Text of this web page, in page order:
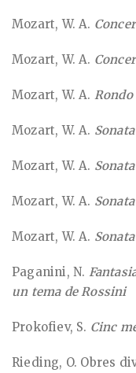
Mozart, W. A.
Mozart, W. A.
Mozart, W. A.
Mozart, W. A.
Mozart, W. A.
Mozart, W. A.
Mozart, W. A.
Paganini, N.
un tema de Rossini
Prokofiev, S. Cinc
Rieding, O. Obres